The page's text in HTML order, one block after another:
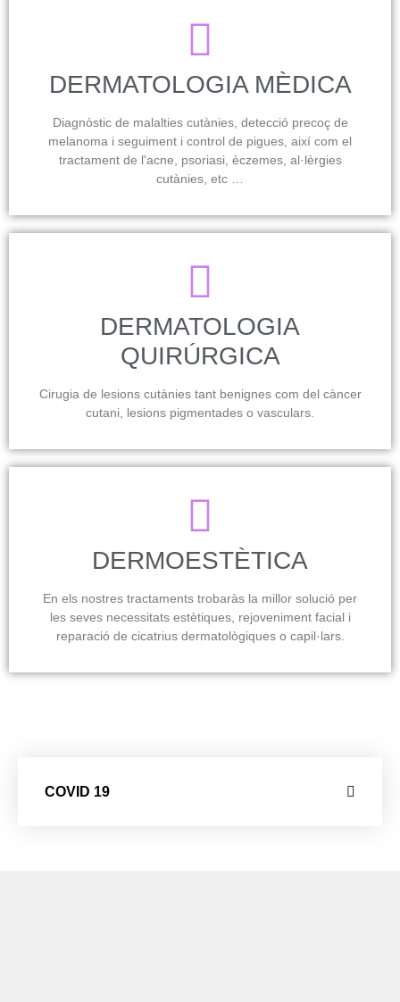
DERMATOLOGIA MÈDICA
Diagnòstic de malalties cutànies, detecció precoç de
melanoma i seguiment i control de pigues, així com el
tractament de l'acne, psoriasi, èczemes, al·lèrgies
cutànies, etc …
DERMATOLOGIA
QUIRÚRGICA
Cirugia de lesions cutànies tant benignes com del càncer
cutani, lesions pigmentades o vasculars.
DERMOESTÈTICA
En els nostres tractaments trobaràs la millor solució per
les seves necessitats estètiques, rejoveniment facial i
reparació de cicatrius dermatològiques o capil·lars.
COVID 19